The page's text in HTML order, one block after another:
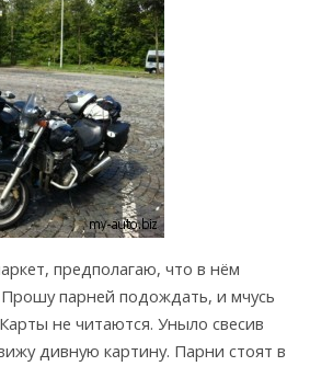
предполагаю, что в нём
парней подождать, и мчусь
не читаются. Уныло свесив
дивную картину. Парни стоят в